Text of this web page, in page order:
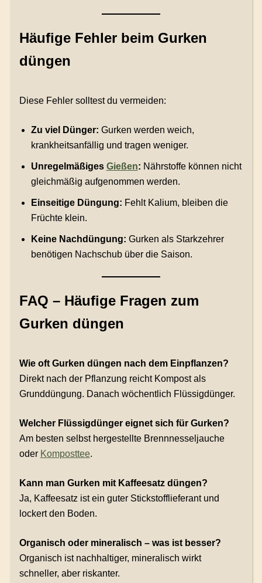
Häufige Fehler beim Gurken
düngen
Diese Fehler solltest du vermeiden:
Zu viel Dünger: Gurken werden weich,
krankheitsanfällig und tragen weniger.
Unregelmäßiges Gießen: Nährstoffe können nicht
gleichmäßig aufgenommen werden.
Einseitige Düngung: Fehlt Kalium, bleiben die
Früchte klein.
Keine Nachdüngung: Gurken als Starkzehrer
benötigen Nachschub über die Saison.
FAQ – Häufige Fragen zum
Gurken düngen
Wie oft Gurken düngen nach dem Einpflanzen?
Direkt nach der Pflanzung reicht Kompost als
Grunddüngung. Danach wöchentlich Flüssigdünger.
Welcher Flüssigdünger eignet sich für Gurken?
Am besten selbst hergestellte Brennnesseljauche
oder Komposttee.
Kann man Gurken mit Kaffeesatz düngen?
Ja, Kaffeesatz ist ein guter Stickstofflieferant und
lockert den Boden.
Organisch oder mineralisch – was ist besser?
Organisch ist nachhaltiger, mineralisch wirkt
schneller, aber riskanter.